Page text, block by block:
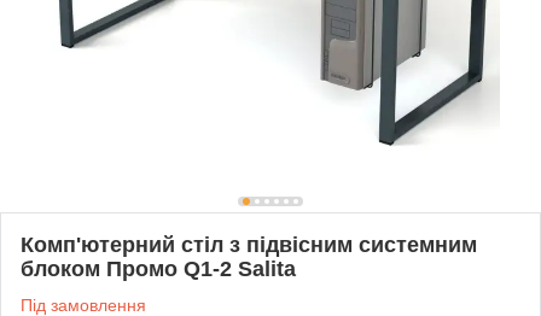
Комп'ютерний стіл з підвісним системним
блоком Промо Q1-2 Salita
Під замовлення